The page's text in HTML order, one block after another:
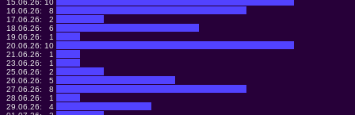
15.06.26: 10
16.06.26:
8
17.06.26:
2
18.06.26:
6
19.06.26:
1
20.06.26: 10
21.06.26:
1
23.06.26:
1
25.06.26:
2
26.06.26:
5
27.06.26:
8
28.06.26:
1
29.06.26:
4